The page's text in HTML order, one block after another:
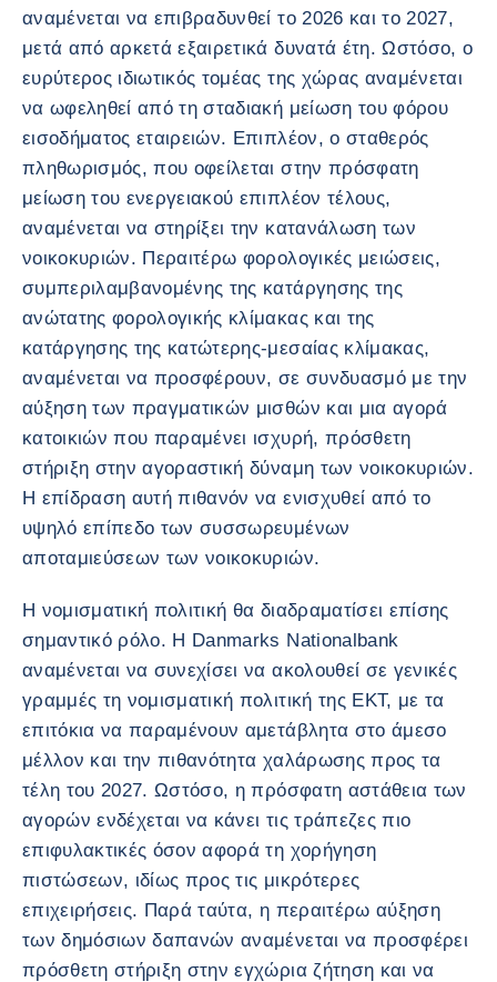
αναμένεται να επιβραδυνθεί το 2026 και το 2027,
μετά από αρκετά εξαιρετικά δυνατά έτη. Ωστόσο, ο
ευρύτερος ιδιωτικός τομέας της χώρας αναμένεται
να ωφεληθεί από τη σταδιακή μείωση του φόρου
εισοδήματος εταιρειών. Επιπλέον, ο σταθερός
πληθωρισμός, που οφείλεται στην πρόσφατη
μείωση του ενεργειακού επιπλέον τέλους,
αναμένεται να στηρίξει την κατανάλωση των
νοικοκυριών. Περαιτέρω φορολογικές μειώσεις,
συμπεριλαμβανομένης της κατάργησης της
ανώτατης φορολογικής κλίμακας και της
κατάργησης της κατώτερης-μεσαίας κλίμακας,
αναμένεται να προσφέρουν, σε συνδυασμό με την
αύξηση των πραγματικών μισθών και μια αγορά
κατοικιών που παραμένει ισχυρή, πρόσθετη
στήριξη στην αγοραστική δύναμη των νοικοκυριών.
Η επίδραση αυτή πιθανόν να ενισχυθεί από το
υψηλό επίπεδο των συσσωρευμένων
αποταμιεύσεων των νοικοκυριών.
Η νομισματική πολιτική θα διαδραματίσει επίσης
σημαντικό ρόλο. Η Danmarks Nationalbank
αναμένεται να συνεχίσει να ακολουθεί σε γενικές
γραμμές τη νομισματική πολιτική της ΕΚΤ, με τα
επιτόκια να παραμένουν αμετάβλητα στο άμεσο
μέλλον και την πιθανότητα χαλάρωσης προς τα
τέλη του 2027. Ωστόσο, η πρόσφατη αστάθεια των
αγορών ενδέχεται να κάνει τις τράπεζες πιο
επιφυλακτικές όσον αφορά τη χορήγηση
πιστώσεων, ιδίως προς τις μικρότερες
επιχειρήσεις. Παρά ταύτα, η περαιτέρω αύξηση
των δημόσιων δαπανών αναμένεται να προσφέρει
πρόσθετη στήριξη στην εγχώρια ζήτηση και να